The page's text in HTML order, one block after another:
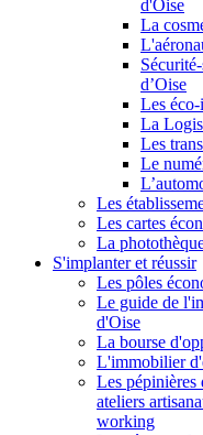
d'Oise
La
d’Oise
Les
La
Les
Le
Les
Les cartes
La
S'implanter et réussir
Les pôles
Le guide de
d'Oise
La bourse
L'immobilier
Les pépinières
ateliers
working